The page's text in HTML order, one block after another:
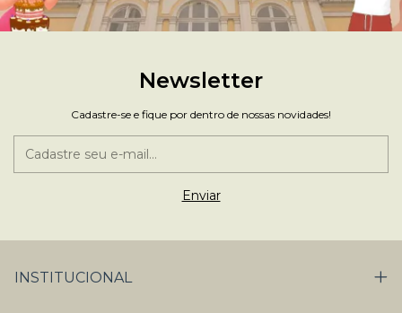
Newsletter
Cadastre-se e fique por dentro de nossas novidades!
INSTITUCIONAL